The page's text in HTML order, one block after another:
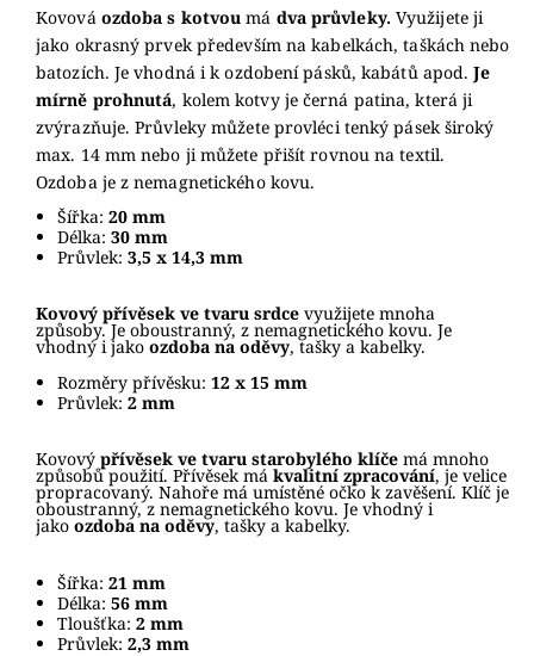
Kovová ozdoba s kotvou má dva průvleky.Využijete ji
jako okrasný prvek především na kabelkách, taškách nebo
batozích. Je vhodná i k ozdobení pásků, kabátů apod.Je
mírně prohnutá, kolem kotvy je černá patina, která ji
zvýrazňuje. Průvleky můžete provléci tenký pásek široký
max. 14 mm nebo ji můžete přišít rovnou na textil.
Ozdoba je z nemagnetického kovu.
Šířka: 20 mm
Délka: 30 mm
Průvlek: 3,5 x 14,3 mm
Kovový přívěsek ve tvaru srdce využijete mnoha
způsoby. Je oboustranný, z nemagnetického kovu. Je
vhodný i jako ozdoba na oděvy, tašky a kabelky.
Rozměry přívěsku: 12 x 15 mm
Průvlek: 2 mm
Kovový přívěsek ve tvaru starobylého klíče má mnoho
způsobů použití. Přívěsek má kvalitní zpracování, je velice
propracovaný. Nahoře má umístěné očko k zavěšení. Klíč je
oboustranný, z nemagnetického kovu. Je vhodný i
jako ozdoba na oděvy, tašky a kabelky.
Šířka: 21 mm
Délka: 56 mm
Tloušťka: 2 mm
Průvlek: 2,3 mm